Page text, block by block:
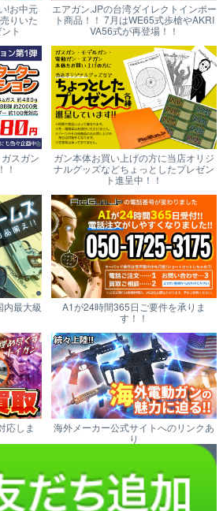
!お中元
りいた
ト
エアガン.JPの台湾ダイレクトインポー
ト商品！！ 7月はWE65式歩槍やAKRI
VA56式が再登場！！
スガン
！
ガン本体お買い上げの方に当店オリジ
ナルグッズなどちょっとしたプレゼン
ト進呈中！！
内最大級
A1が24時間365日ご要件を承りま
す！！
応しま
海外メーカー公式サイトへのリンクあ
り